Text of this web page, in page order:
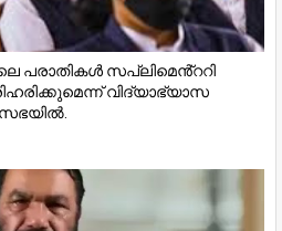
പരാതികൾ സപ്ലിമെൻ്ററി
വിദ്യാഭ്യാസ